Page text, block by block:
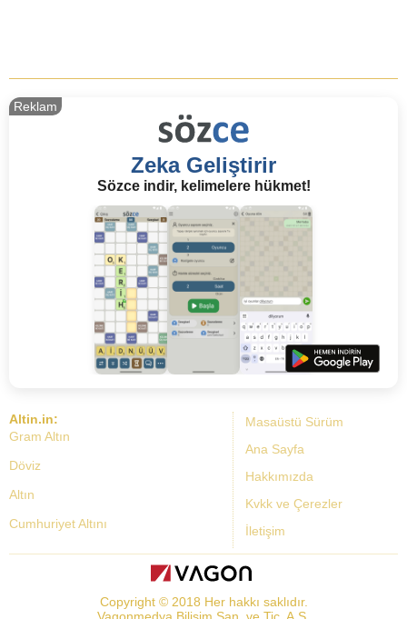
Zeka Geliştirir
Sözce indir, kelimelere hükmet!
Reklam
Masaüstü Sürüm
Ana Sayfa
Hakkımızda
Kvkk ve Çerezler
İletişim
Altin.in:
Gram Altın
Döviz
Altın
Cumhuriyet Altını
Dolar Kuru
Copyright © 2018 Her hakkı saklıdır.